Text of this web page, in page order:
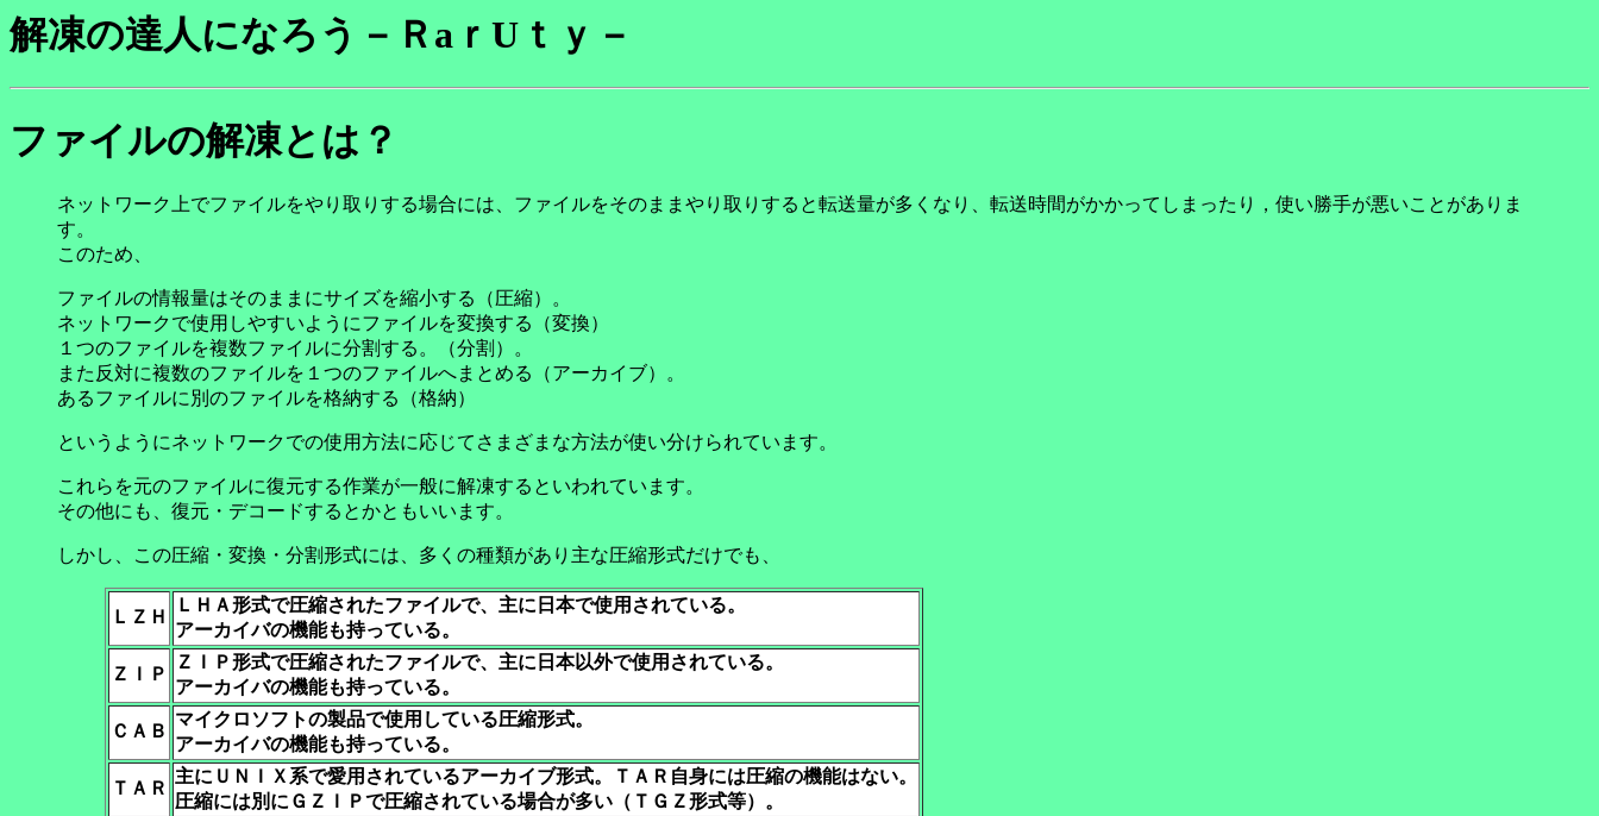
解凍の達人になろう－ＲaｒUｔｙ－
ファイルの解凍とは？
ネットワーク上でファイルをやり取りする場合には、ファイルをそのままやり取りすると転送量が多くなり、転送時間がかかってしまったり，使い勝手が悪いことがありま
す。
このため、
ファイルの情報量はそのままにサイズを縮小する（圧縮）。
ネットワークで使用しやすいようにファイルを変換する（変換）
１つのファイルを複数ファイルに分割する。（分割）。
また反対に複数のファイルを１つのファイルへまとめる（アーカイブ）。
あるファイルに別のファイルを格納する（格納）
というようにネットワークでの使用方法に応じてさまざまな方法が使い分けられています。
これらを元のファイルに復元する作業が一般に解凍するといわれています。
その他にも、復元・デコードするとかともいいます。
しかし、この圧縮・変換・分割形式には、多くの種類があり主な圧縮形式だけでも、
ＬＺＨ
ＬＨＡ形式で圧縮されたファイルで、主に日本で使用されている。
アーカイバの機能も持っている。
ＺＩＰ
ＺＩＰ形式で圧縮されたファイルで、主に日本以外で使用されている。
アーカイバの機能も持っている。
ＣＡＢ
マイクロソフトの製品で使用している圧縮形式。
アーカイバの機能も持っている。
ＴＡＲ
主にＵＮＩＸ系で愛用されているアーカイブ形式。ＴＡＲ自身には圧縮の機能はない。
圧縮には別にＧＺＩＰで圧縮されている場合が多い（ＴＧＺ形式等）。